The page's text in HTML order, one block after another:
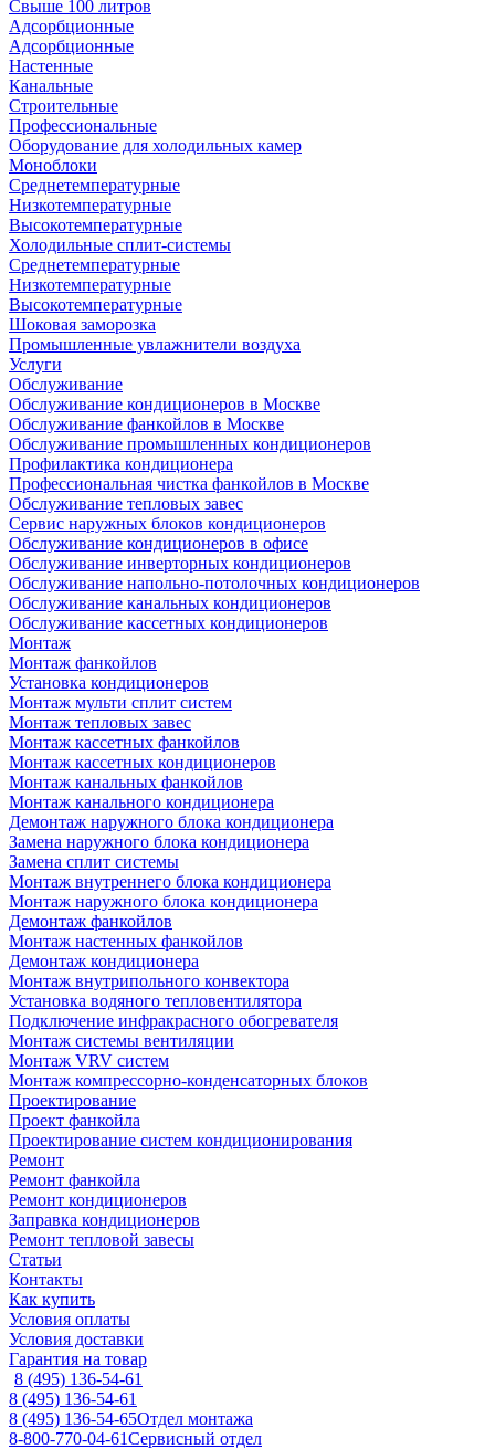
Свыше 100 литров
Адсорбционные
Адсорбционные
Настенные
Канальные
Строительные
Профессиональные
Оборудование для холодильных камер
Моноблоки
Среднетемпературные
Низкотемпературные
Высокотемпературные
Холодильные сплит-системы
Среднетемпературные
Низкотемпературные
Высокотемпературные
Шоковая заморозка
Промышленные увлажнители воздуха
Услуги
Обслуживание
Обслуживание кондиционеров в Москве
Обслуживание фанкойлов в Москве
Обслуживание промышленных кондиционеров
Профилактика кондиционера
Профессиональная чистка фанкойлов в Москве
Обслуживание тепловых завес
Сервис наружных блоков кондиционеров
Обслуживание кондиционеров в офисе
Обслуживание инверторных кондиционеров
Обслуживание напольно-потолочных кондиционеров
Обслуживание канальных кондиционеров
Обслуживание кассетных кондиционеров
Монтаж
Монтаж фанкойлов
Установка кондиционеров
Монтаж мульти сплит систем
Монтаж тепловых завес
Монтаж кассетных фанкойлов
Монтаж кассетных кондиционеров
Монтаж канальных фанкойлов
Монтаж канального кондиционера
Демонтаж наружного блока кондиционера
Замена наружного блока кондиционера
Замена сплит системы
Монтаж внутреннего блока кондиционера
Монтаж наружного блока кондиционера
Демонтаж фанкойлов
Монтаж настенных фанкойлов
Демонтаж кондиционера
Монтаж внутрипольного конвектора
Установка водяного тепловентилятора
Подключение инфракрасного обогревателя
Монтаж системы вентиляции
Монтаж VRV систем
Монтаж компрессорно-конденсаторных блоков
Проектирование
Проект фанкойла
Проектирование систем кондиционирования
Ремонт
Ремонт фанкойла
Ремонт кондиционеров
Заправка кондиционеров
Ремонт тепловой завесы
Статьи
Контакты
Как купить
Условия оплаты
Условия доставки
Гарантия на товар
8 (495) 136-54-61
8 (495) 136-54-61
8 (495) 136-54-65Отдел монтажа
8-800-770-04-61Сервисный отдел